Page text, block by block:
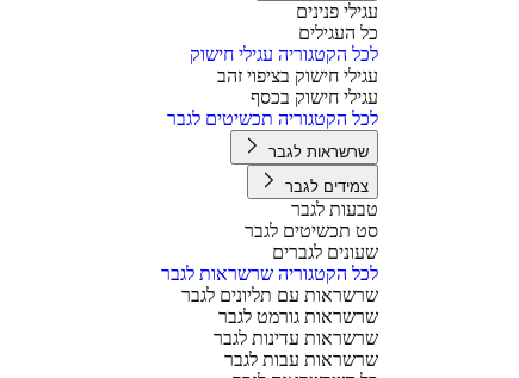
עגילי פנינים
כל העגילים
לכל הקטגוריה עגילי חישוק
עגילי חישוק בציפוי זהב
עגילי חישוק בכסף
לכל הקטגוריה תכשיטים לגבר
שרשראות לגבר
צמידים לגבר
טבעות לגבר
סט תכשיטים לגבר
שעונים לגברים
לכל הקטגוריה שרשראות לגבר
שרשראות עם תליונים לגבר
שרשראות גורמט לגבר
שרשראות עדינות לגבר
שרשראות עבות לגבר